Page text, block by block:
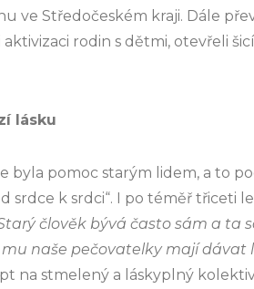
ve Středočeském kraji. Dále
aktivizaci rodin s dětmi, otevřeli
lásku
byla pomoc starým lidem, a to
srdce k srdci“. I po téměř třiceti
člověk bývá často sám a ta
naše pečovatelky mají dávat
na stmelený a láskyplný